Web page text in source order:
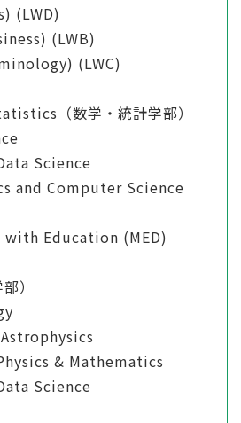
(LWD)
(LWB)
(LWC)
（数学・統計学部）
Science
and Computer Science
with Education (MED)
）
& Mathematics
Science